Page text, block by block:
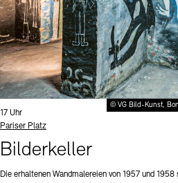
© VG Bild-Kunst,
Uhrzeit:
17 Uhr
Standort
Pariser Platz
Bilderkeller
Die erhaltenen Wandmalereien von 1957 und